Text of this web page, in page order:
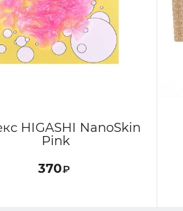
HIGASHI NanoSkin
Pink
370₽